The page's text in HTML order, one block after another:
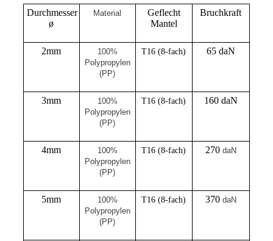
Durchmesser
ø
Material
Geflecht
Mantel
Bruchkraft
2mm
100%
Polypropylen
(PP)
T16 (8-fach) 65 daN
3mm
100%
Polypropylen
(PP)
T16 (8-fach) 160 daN
4mm
100%
Polypropylen
(PP)
T16 (8-fach) 270 daN
5mm
100%
Polypropylen
(PP)
T16 (8-fach) 370 daN